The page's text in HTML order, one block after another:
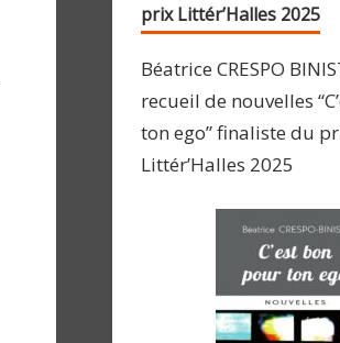
prix Littér’Halles 2025
Béatrice CRESPO
recueil de nouvelles
ton ego” finaliste du
Littér’Halles 2025